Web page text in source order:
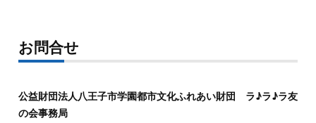
お問合せ
公益財団法人八王子市学園都市文化ふれあい財団 ラ♪ラ♪ラ友
の会事務局